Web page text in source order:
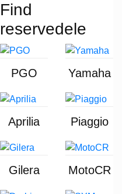
Find
reservedele
PGO Yamaha
Aprilia Piaggio
Gilera MotoCR